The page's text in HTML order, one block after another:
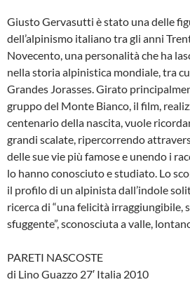
Giusto Gervasutti è stato una delle
dell’alpinismo italiano tra gli anni
Novecento, una personalità che ha
nella storia alpinistica mondiale, tra
Grandes Jorasses. Girato
gruppo del Monte Bianco, il film,
centenario della nascita, vuole
grandi scalate, ripercorrendo
delle sue vie più famose e unendo i
lo hanno conosciuto e studiato. Lo
il profilo di un alpinista dall’indole
ricerca di “una felicità irraggiungibile,
sfuggente”, sconosciuta a valle,
PARETI NASCOSTE
di Lino Guazzo 27′ Italia 2010